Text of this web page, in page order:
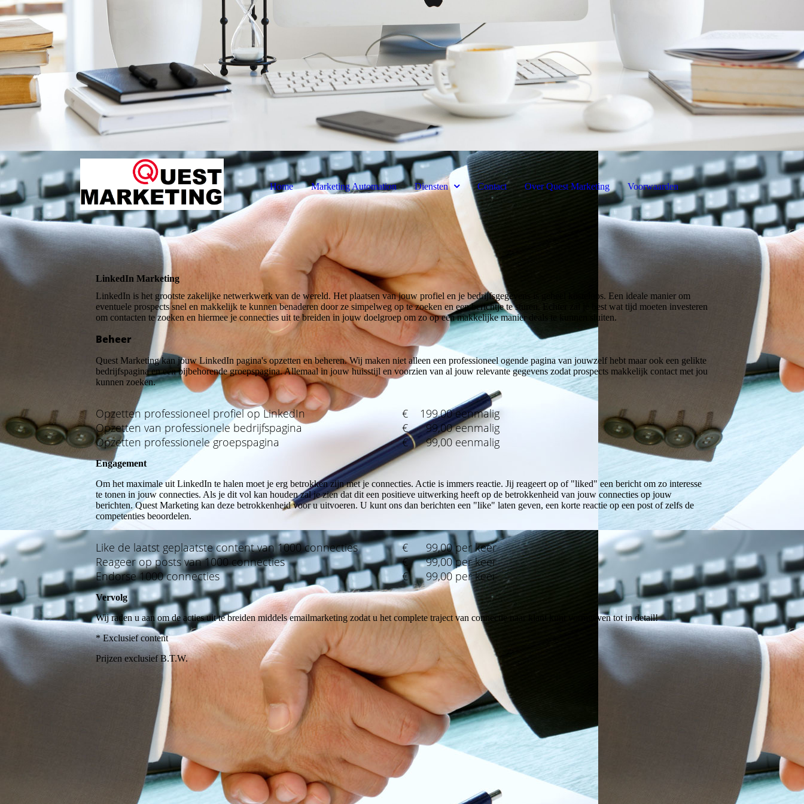
Home Marketing Automation Diensten Contact Over Quest Marketing Voorwaarden
LinkedIn Marketing
LinkedIn is het grootste zakelijke netwerkwerk van de wereld. Het plaatsen van jouw profiel en je bedrijfsgegevens is geheel kosteloos. Een ideale manier om
eventuele prospects snel en makkelijk te kunnen benaderen door ze simpelweg op te zoeken en een berichtje te sturen. Echter zal je best wat tijd moeten investeren
om contacten te zoeken en hiermee je connecties uit te breiden in jouw doelgroep om zo op een makkelijke manier deals te kunnen sluiten.
Beheer
Quest Marketing kan jouw LinkedIn pagina's opzetten en beheren. Wij maken niet alleen een professioneel ogende pagina van jouwzelf hebt maar ook een gelikte
bedrijfspagina en een bijbehorende groepspagina. Allemaal in jouw huisstijl en voorzien van al jouw relevante gegevens zodat prospects makkelijk contact met jou
kunnen zoeken.
Opzetten professioneel profiel op LinkedIn
Opzetten van professionele bedrijfspagina
Opzetten professionele groepspagina
€ 199,00 eenmalig
€ 99,00 eenmalig
€ 99,00 eenmalig
Engagement
Om het maximale uit LinkedIn te halen moet je erg betrokken zijn met je connecties. Actie is immers reactie. Jij reageert op of "liked" een bericht om zo interesse
te tonen in jouw connecties. Als je dit vol kan houden zal je zien dat dit een positieve uitwerking heeft op de betrokkenheid van jouw connecties op jouw
berichten. Quest Marketing kan deze betrokkenheid voor u uitvoeren. U kunt ons dan berichten een "like" laten geven, een korte reactie op een post of zelfs de
competenties beoordelen.
Like de laatst geplaatste content van 1000 connecties
Reageer op posts van 1000 connecties
Endorse 1000 connecties
€ 99,00 per keer
€ 99,00 per keer
€ 99,00 per keer
Vervolg
Wij raden u aan om de acties uit te breiden middels emailmarketing zodat u het complete traject van connectie naar klant kunt vormgeven tot in detail!
* Exclusief content
Prijzen exclusief B.T.W.